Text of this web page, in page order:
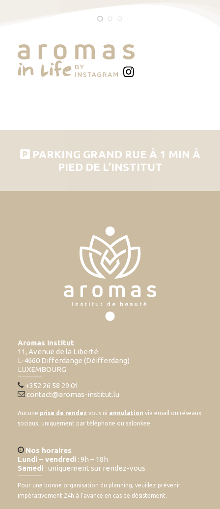
PARKING GRAND RUE À 1 MIN À
PIED DE L’INSTITUT
Aromas Institut
11, Avenue de la Liberté
L-4660 Differdange (Déifferdang)
LUXEMBOURG
+352 26 58 29 01
contact@aromas-institut.lu
Aucune prise de rendez vous ni annulation via email ou réseaux
sociaux, uniquement par téléphone ou salonkee
Nos horaires
Lundi – vendredi : 9h – 18h
Samedi : uniquement sur rendez-vous
Pour une bonne organisation du planning, veuillez prévenir
impérativement 24h à l’avance en cas de désistement.